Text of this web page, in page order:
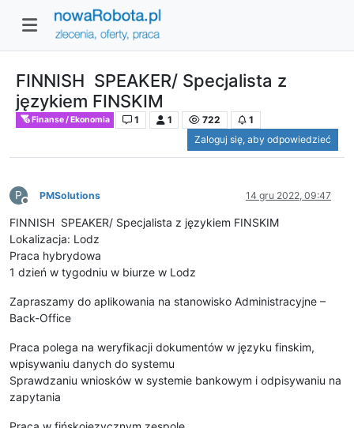
FINNISH SPEAKER/ Specjalista z
językiem FINSKIM
Finanse / Ekonomia 1 1 722
1
Zaloguj się, aby odpowiedzieć
P
Niedostępny
PMSolutions 14 gru 2022, 09:47
FINNISH SPEAKER/ Specjalista z językiem FINSKIM
Lokalizacja: Lodz
Praca hybrydowa
1 dzień w tygodniu w biurze w Lodz
Zapraszamy do aplikowania na stanowisko Administracyjne –
Back-Office
Praca polega na weryfikacji dokumentów w języku finskim,
wpisywaniu danych do systemu
Sprawdzaniu wniosków w systemie bankowym i odpisywaniu na
zapytania